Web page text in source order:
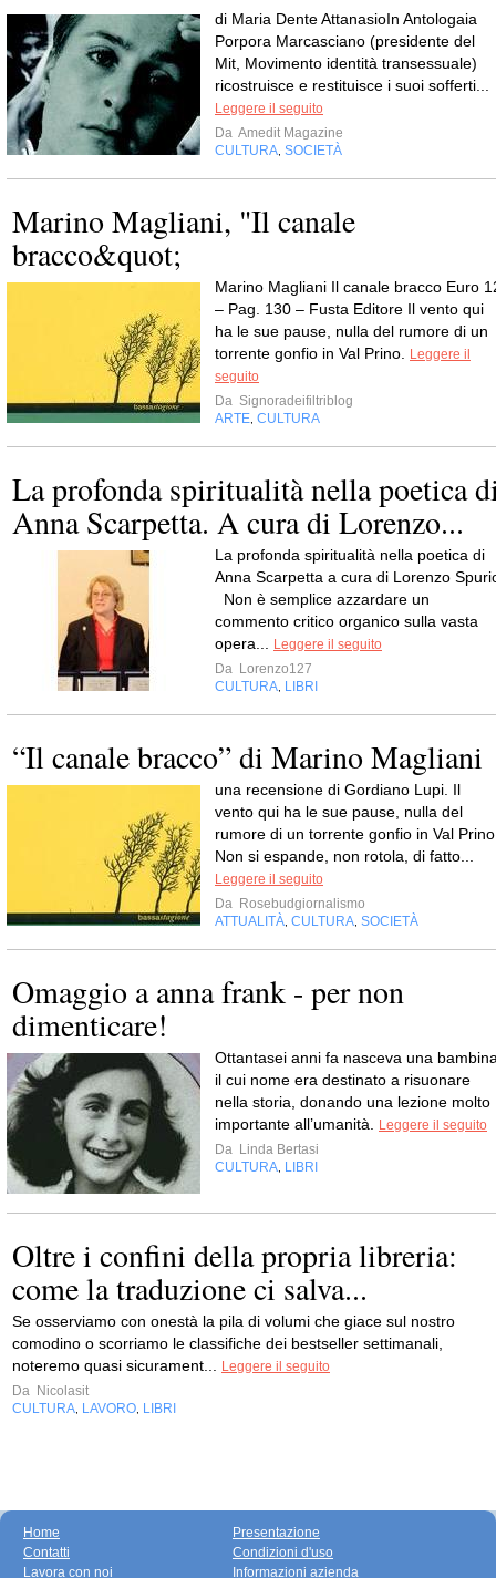
di Maria Dente AttanasioIn Antologaia
Porpora Marcasciano (presidente del
Mit, Movimento identità transessuale)
ricostruisce e restituisce i suoi sofferti...
Leggere il seguito
Da Amedit Magazine
CULTURA SOCIETÀ
Marino Magliani, "Il canale
bracco&quot;
Marino Magliani Il canale bracco Euro
– Pag. 130 – Fusta Editore Il vento qui
ha le sue pause, nulla del rumore di un
torrente gonfio in Val Prino.
Leggere il
seguito
Da Signoradeifiltriblog
ARTE CULTURA
La profonda spiritualità nella poetica
Anna Scarpetta. A cura di Lorenzo...
La profonda spiritualità nella poetica di
Anna Scarpetta a cura di Lorenzo
Non è semplice azzardare un
commento critico organico sulla vasta
opera...
Leggere il seguito
Da Lorenzo127
CULTURA LIBRI
“Il canale bracco” di Marino Magliani
una recensione di Gordiano Lupi. Il
vento qui ha le sue pause, nulla del
rumore di un torrente gonfio in Val
Non si espande, non rotola, di fatto...
Leggere il seguito
Da Rosebudgiornalismo
ATTUALITÀ CULTURA SOCIETÀ
Omaggio a anna frank - per non
dimenticare!
Ottantasei anni fa nasceva una
il cui nome era destinato a risuonare
nella storia, donando una lezione molto
importante all’umanità.
Leggere il seguito
Da Linda Bertasi
CULTURA LIBRI
Oltre i confini della propria libreria:
come la traduzione ci salva...
Se osserviamo con onestà la pila di volumi che giace sul nostro
comodino o scorriamo le classifiche dei bestseller settimanali,
noteremo quasi sicurament...
Leggere il seguito
Da Nicolasit
CULTURA LAVORO LIBRI
Home
Contatti
Lavora con noi
Presentazione
Condizioni d'uso
Informazioni azienda